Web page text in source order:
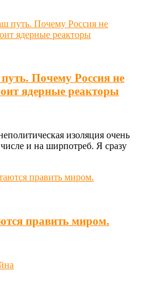
Почему Россия не
ядерные реакторы
изоляция очень
и на ширпотреб. Я сразу
править миром.